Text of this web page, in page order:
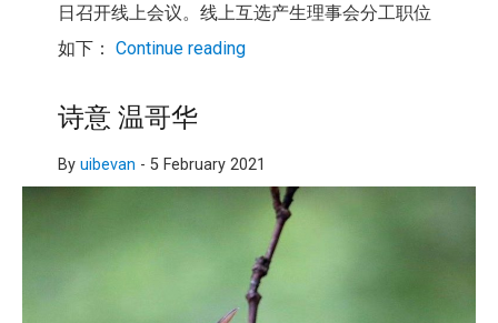
日召开线上会议。线上互选产生理事会分工职位
如下： Continue reading
诗意 温哥华
By uibevan - 5 February 2021